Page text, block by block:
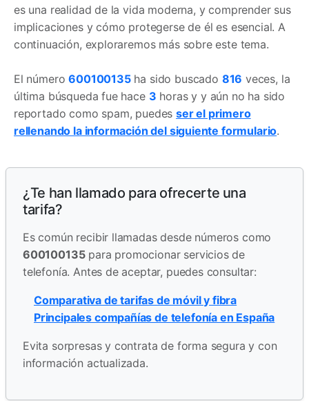
es una realidad de la vida moderna, y comprender sus
implicaciones y cómo protegerse de él es esencial. A
continuación, exploraremos más sobre este tema.
El número600100135ha sido buscado 816 veces, la
última búsqueda fue hace 3 horas y y aún no ha sido
reportado como spam, puedesser el primero
rellenando la información del siguiente formulario.
¿Te han llamado para ofrecerte una
tarifa?
Es común recibir llamadas desde números como
600100135para promocionar servicios de
telefonía. Antes de aceptar, puedes consultar:
Comparativa de tarifas de móvil y fibra
Principales compañías de telefonía en España
Evita sorpresas y contrata de forma segura y con
información actualizada.